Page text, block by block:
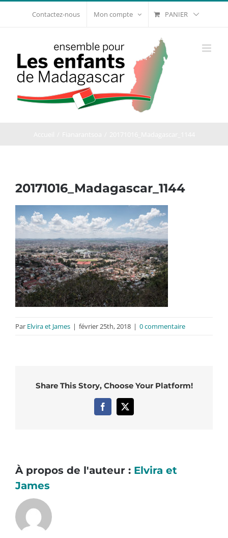
Contactez-nous Mon compte PANIER
20171016_Madagascar_1144
Par Elvira et James | février 25th, 2018 | 0 commentaire
Share This Story, Choose Your Platform!
Facebook
X
À propos de l'auteur : Elvira et
James